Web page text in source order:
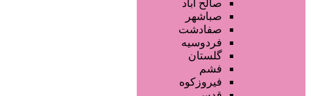
صالح آباد
صباشهر
صفادشت
فردوسیه
گلستان
فشم
فیروزکوه